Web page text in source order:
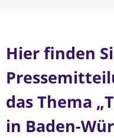
Hier finden
das Thema
in Baden-